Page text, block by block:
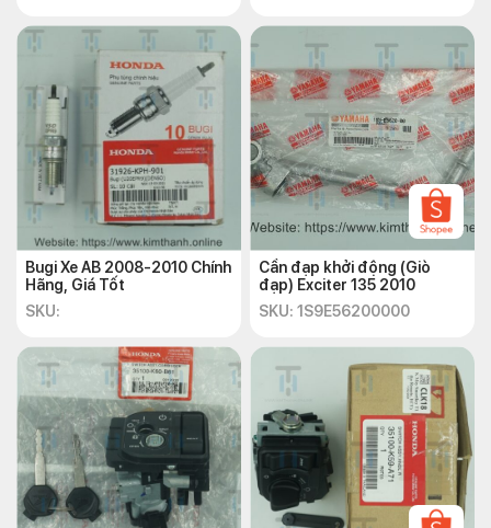
Bugi Xe AB 2008-2010 Chính
Hãng, Giá Tốt
SKU:
Cần đạp khởi động (Giò
đạp) Exciter 135 2010
SKU: 1S9E56200000